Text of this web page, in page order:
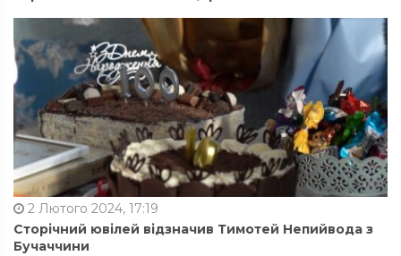
2 Лютого 2024, 17:19
Сторічний ювілей відзначив Тимотей Непийвода з
Бучаччини